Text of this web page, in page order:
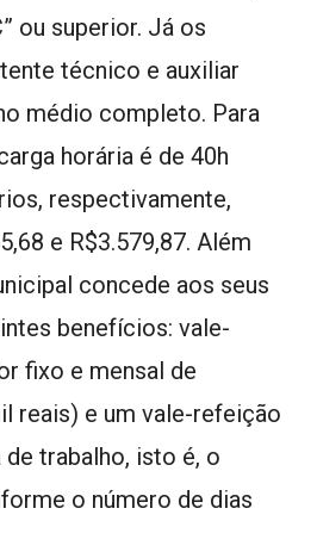
ou superior. Já os
técnico e auxiliar
médio completo. Para
horária é de 40h
respectivamente,
e R$3.579,87. Além
concede aos seus
benefícios: vale-
fixo e mensal de
reais) e um vale-refeição
de trabalho, isto é, o
o número de dias